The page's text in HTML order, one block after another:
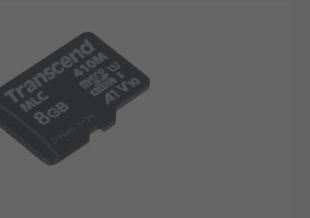
งจาก RS
าหกรรมและอิเล็กทรอนิกส์
หน่วยความจำและที่จัดเก็บ
Storage) สำหรับงาน
ณ์อิเล็กทรอนิกส์ ทั้งในราคา